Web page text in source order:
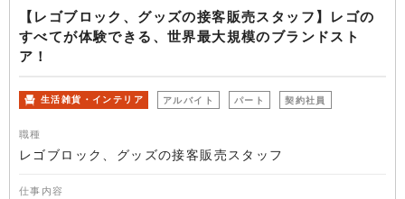
【レゴブロック、グッズの接客販売スタッフ】レゴの
すべてが体験できる、世界最大規模のブランドスト
ア！
生活雑貨・インテリア アルバイト パート 契約社員
職種
レゴブロック、グッズの接客販売スタッフ
仕事内容